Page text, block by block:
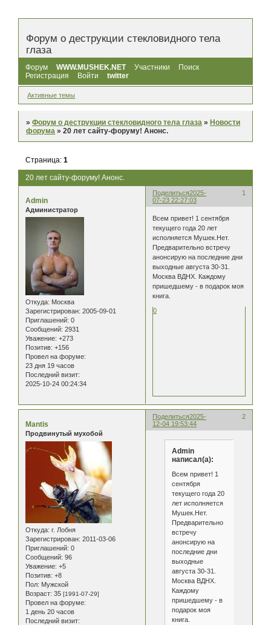
Форум о деструкции стекловидного тела
глаза
Форум WWW.MUSHEK.NET Участники
Поиск
Регистрация
Войти twitter
Активные темы
»Форум о деструкции стекловидного тела глаза »Новости
форума »20 лет сайту-форуму! Анонс.
20 лет сайту-форуму! Анонс.
Страница:1
Поделиться 1
2025-
07-23 22:27:03
Admin
Администратор
Откуда: Москва
Зарегистрирован: 2005-09-01
Приглашений: 0
Сообщений: 2931
Уважение: +273
Позитив: +156
Провел на форуме:
23 дня 19 часов
Последний визит:
2025-10-24 00:24:34
Всем привет! 1 сентября
текущего года 20 лет
исполняется Мушек.Нет.
Предварительно встречу
анонсирую на последние дни
выходные августа 30-31.
Москва ВДНХ. Каждому
пришедшему - в подарок моя
книга.
0
Поделиться 2
2025-
12-04 19:53:44
Mantis
Продвинутый мухобой
Откуда: г. Лобня
Зарегистрирован: 2011-03-06
Приглашений: 0
Сообщений: 96
Уважение: +5
Позитив: +8
Пол: Мужской
Возраст: 35 [1991-07-29]
Провел на форуме:
1 день 20 часов
Последний визит:
Admin
написал(а):
Всем привет! 1
сентября
текущего года 20
лет исполняется
Мушек.Нет.
Предварительно
встречу
анонсирую на
последние дни
выходные
августа 30-31.
Москва ВДНХ.
Каждому
пришедшему - в
подарок моя
книга.